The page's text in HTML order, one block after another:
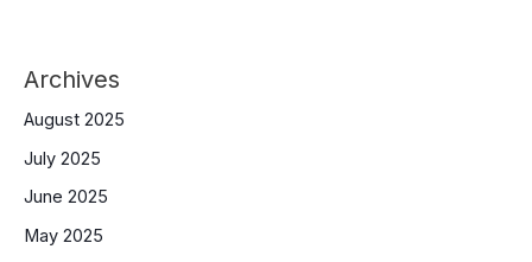
Archives
August 2025
July 2025
June 2025
May 2025